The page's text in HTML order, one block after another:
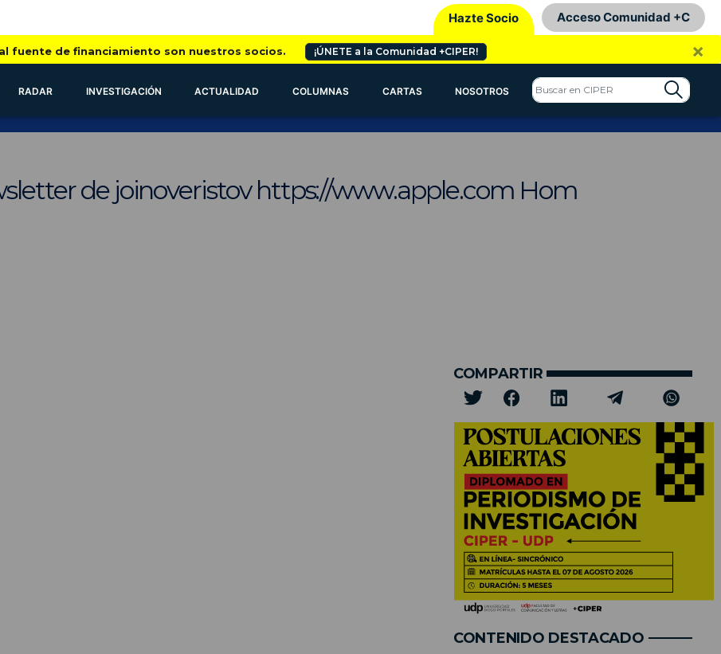
Hazte Socio Acceso Comunidad +C
fuente de financiamiento son nuestros socios. ¡ÚNETE a la Comunidad +CIPER! ×
RADAR INVESTIGACIÓN ACTUALIDAD COLUMNAS CARTAS NOSOTROS
de joinoveristov https://www.apple.com Hom
COMPARTIR
CONTENIDO DESTACADO